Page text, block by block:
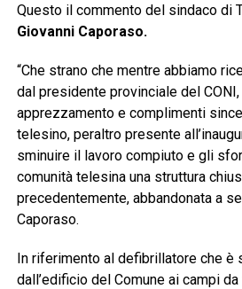
Questo il commento del sindaco di
Giovanni Caporaso.
“Che strano che mentre abbiamo
dal presidente provinciale del
apprezzamento e complimenti
telesino, peraltro presente
sminuire il lavoro compiuto e gli
comunità telesina una struttura
precedentemente, abbandonata a
Caporaso.
In riferimento al defibrillatore che è
dall’edificio del Comune ai campi